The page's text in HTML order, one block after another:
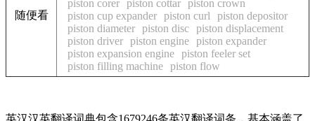
随便看
piston corer piston cottar piston crown
piston cup expander piston curl
piston depositor
piston diameter piston disc piston displacement
piston driver piston engine piston expander
piston expansion engine piston feeler set
piston filling machine piston flow
英汉汉英翻译词典包含1679246条英汉翻译词条，基本涵盖了